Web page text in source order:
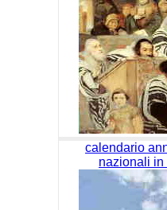
calendario
nazionali in